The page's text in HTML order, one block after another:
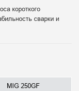
короткого
сварки и
MIG 250GF